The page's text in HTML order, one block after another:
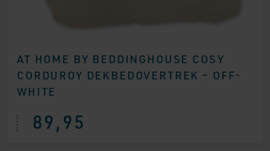
AT HOME BY BEDDINGHOUSE COSY
CORDUROY DEKBEDOVERTREK – OFF-
WHITE
89,95